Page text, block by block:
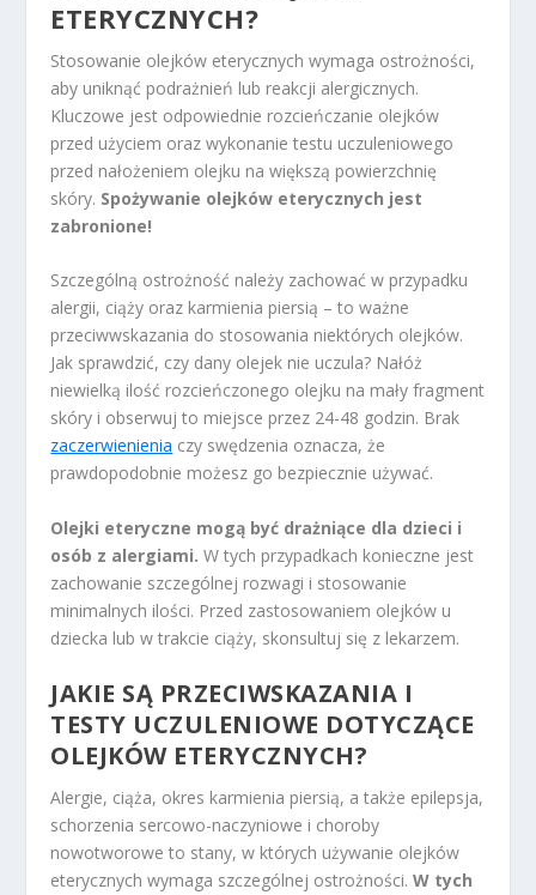
ETERYCZNYCH?
Stosowanie olejków eterycznych wymaga ostrożności,
aby uniknąć podrażnień lub reakcji alergicznych.
Kluczowe jest odpowiednie rozcieńczanie olejków
przed użyciem oraz wykonanie testu uczuleniowego
przed nałożeniem olejku na większą powierzchnię
skóry. Spożywanie olejków eterycznych jest
zabronione!
Szczególną ostrożność należy zachować w przypadku
alergii, ciąży oraz karmienia piersią – to ważne
przeciwwskazania do stosowania niektórych olejków.
Jak sprawdzić, czy dany olejek nie uczula? Nałóż
niewielką ilość rozcieńczonego olejku na mały fragment
skóry i obserwuj to miejsce przez 24-48 godzin. Brak
zaczerwienienia czy swędzenia oznacza, że
prawdopodobnie możesz go bezpiecznie używać.
Olejki eteryczne mogą być drażniące dla dzieci i
osób z alergiami. W tych przypadkach konieczne jest
zachowanie szczególnej rozwagi i stosowanie
minimalnych ilości. Przed zastosowaniem olejków u
dziecka lub w trakcie ciąży, skonsultuj się z lekarzem.
JAKIE SĄ PRZECIWSKAZANIA I
TESTY UCZULENIOWE DOTYCZĄCE
OLEJKÓW ETERYCZNYCH?
Alergie, ciąża, okres karmienia piersią, a także epilepsja,
schorzenia sercowo-naczyniowe i choroby
nowotworowe to stany, w których używanie olejków
eterycznych wymaga szczególnej ostrożności.W tych